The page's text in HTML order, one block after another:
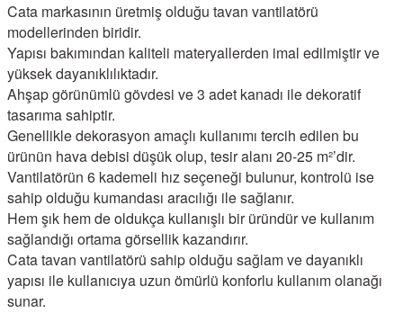
Cata markasının üretmiş olduğu tavan vantilatörü
modellerinden biridir.
Yapısı bakımından kaliteli materyallerden imal edilmiştir ve
yüksek dayanıklılıktadır.
Ahşap görünümlü gövdesi ve 3 adet kanadı ile dekoratif
tasarıma sahiptir.
Genellikle dekorasyon amaçlı kullanımı tercih edilen bu
ürünün hava debisi düşük olup, tesir alanı 20-25 m²’dir.
Vantilatörün 6 kademeli hız seçeneği bulunur, kontrolü ise
sahip olduğu kumandası aracılığı ile sağlanır.
Hem şık hem de oldukça kullanışlı bir üründür ve kullanım
sağlandığı ortama görsellik kazandırır.
Cata tavan vantilatörü sahip olduğu sağlam ve dayanıklı
yapısı ile kullanıcıya uzun ömürlü konforlu kullanım olanağı
sunar.